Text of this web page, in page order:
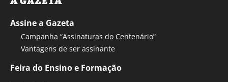
Assine a Gazeta
Campanha “Assinaturas do Centenário”
Vantagens de ser assinante
Feira do Ensino e Formação